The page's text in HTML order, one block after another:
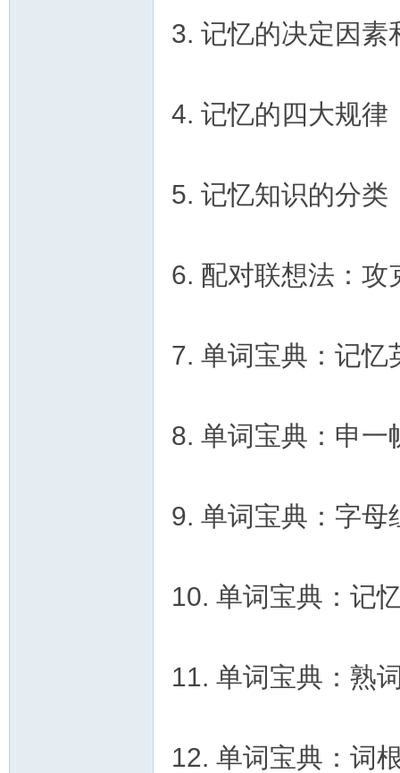
3. 记忆的决定因素
4. 记忆的四大规律
5. 记忆知识的分类
6. 配对联想法：攻
7. 单词宝典：记忆
8. 单词宝典：申
9. 单词宝典：字
10. 单词宝典：记
11. 单词宝典：熟
12. 单词宝典：词